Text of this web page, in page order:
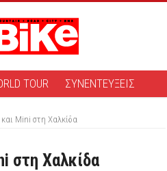
TOUR ΣΥΝΕΝΤΕΥΞΕΙΣ
Mini στη Χαλκίδα
στη Χαλκίδα